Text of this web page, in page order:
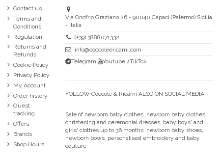
Contact us
Terms and
Conditions
Regulation
Returns and
Refunds
Cookie Policy
Privacy Policy
My Account
Order history
Guest
tracking
Offers
Brands
Shop Hours
Via Onofrio Graziano 26 - 90040 Capaci (Palermo) Sicilia
- Italia
(+39) 3888071332
info@coccoleericami.com
Telegram
Youtube ♪TikTok
FOLLOW Coccole & Ricami ALSO ON SOCIAL MEDIA
Sale of newborn baby clothes, newborn baby clothes,
christening and ceremonial dresses, baby boys' and
girls' clothes up to 36 months, newborn baby shoes,
newborn bows, personalised embroidery and baby
couture